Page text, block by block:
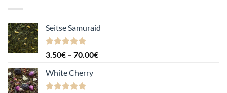
Seitse Samuraid
Hinnanguga
3.50€ – 70.00€Hinnavahemik:
White Cherry